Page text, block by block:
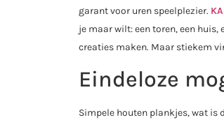
garant voor uren speelplezier.
je maar wilt: een toren, een
creaties maken. Maar stiekem
Eindeloze
Simpele houten plankjes, wat is